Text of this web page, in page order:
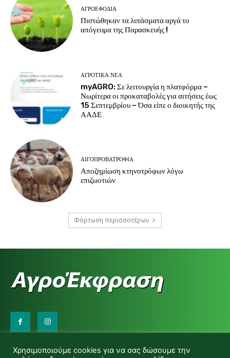
ΑΓΡΟΕΦΌΔΙΑ
Πιστώθηκαν τα λιπάσματα αργά το
απόγευμα της Παρασκευής !
ΑΓΡΟΤΙΚΆ ΝΈΑ
myAGRO: Σε λειτουργία η πλατφόρμα –
Νωρίτερα οι προκαταβολές για αιτήσεις έως
15 Σεπτεμβρίου – Όσα είπε ο διοικητής της
ΑΑΔΕ
ΑΙΓΟΠΡΟΒΑΤΡΟΦΊΑ
Αποζημίωση κτηνοτρόφων λόγω
επιζωοτιών
Φόρτωση περισσοτέρων
d.makas@yahoo.gr
Χρησιμοποιούμε cookies για να σας δώσουμε την